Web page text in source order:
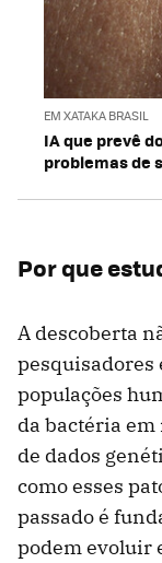
EM XATAKA BRASIL
IA que prevê
problemas de
Por que
A descoberta
pesquisadores
populações
da bactéria
de dados
como esses
passado é
podem evoluir